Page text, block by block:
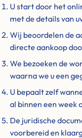
U start door het
met de details van
Wij beoordelen de
directe aankoop
We bezoeken de
waarna we u een
U bepaalt zelf
al binnen een week
De juridische
voorbereid en